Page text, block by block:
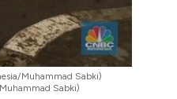
Muhammad Sabki)
Sabki)